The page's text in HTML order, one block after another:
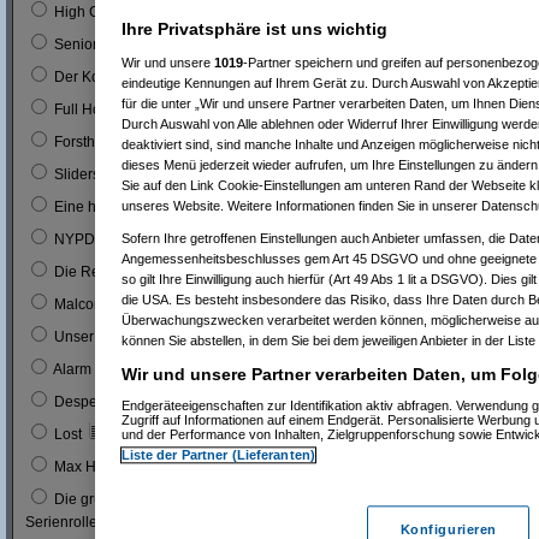
High Chaparal
Seniorenclub
Der Kopfgeldjäger (mit Steve McQueen)
Full House (mitn Joe Bologna) 0
Forsthaus Falkenau 0
Sliders 1 0 %
Eine himmlische Familie 1 0 %
NYPD Blue 0
Die Rettungsflieger 0
Malcom 9 3 %
Unser Charly 0
Alarm für Cobra 11 0
Desperate Housewives 1 %
Lost 7 3 %
Max Headroom
Die grüne Hornisse (Bruce Lee´s erste
Serienrolle...)
0
Ihre Privatsphäre ist uns wichtig
Wir und unsere 1019-Partner speichern und greifen auf
eindeutige Kennungen auf Ihrem Gerät zu. Durch Auswahl von
für die unter „Wir und unsere Partner verarbeiten Daten, um Ihnen
Durch Auswahl von Alle ablehnen oder Widerruf Ihrer Einwilligung
deaktiviert sind, sind manche Inhalte und Anzeigen möglicherweise
dieses Menü jederzeit wieder aufrufen, um Ihre Einstellungen zu
Sie auf den Link Cookie-Einstellungen am unteren Rand der Webseite
unseres Website. Weitere Informationen finden Sie in unserer
Sofern Ihre getroffenen Einstellungen auch Anbieter umfassen, die
Angemessenheitsbeschlusses gem Art 45 DSGVO und ohne
so gilt Ihre Einwilligung auch hierfür (Art 49 Abs 1 lit a DSGVO). Dies
die USA. Es besteht insbesondere das Risiko, dass Ihre Daten durch
Überwachungszwecken verarbeitet werden können, möglicherweise
können Sie abstellen, in dem Sie bei dem jeweiligen Anbieter in der
Wir und unsere Partner verarbeiten Daten, um
Endgeräteeigenschaften zur Identifikation aktiv abfragen. Verwendung
Zugriff auf Informationen auf einem Endgerät. Personalisierte Werbung
und der Performance von Inhalten, Zielgruppenforschung sowie
Liste der Partner (Lieferanten)
Konfigurieren